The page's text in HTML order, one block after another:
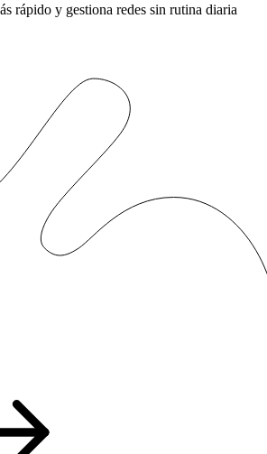
rápido y gestiona redes sin rutina diaria